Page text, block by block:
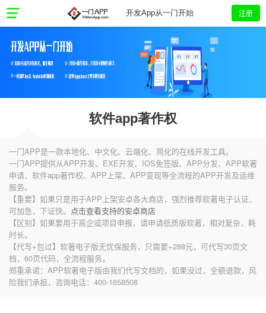
开发App从一门开始 注册
软件app著作权
一门APP是一款本地化、中文化、云端化、简化的在线开发工具。
一门APP提供从APP开发、EXE开发、IOS免签版、APP分发、APP软著
申请、软件app著作权、APP上架、APP变现等全流程的APP开发及运维
服务。
【重要】如果只是用于APP上架安卓各大商店，强烈推荐软著电子认证，
可加急，下证快。 点击查看支持的安卓商店
【区别】如果要用于高企或项目申报，请申请纸质版软著，相对复杂，耗
时长。
【代写+包过】软著电子版无忧保服务，只需要+288元，可代写30页文
档，60页代码，全流程服务。
郑重承诺：APP软著电子版由我们代写文档的，如果没过，全额退款，风
险我们承担，咨询电话：400-1658508